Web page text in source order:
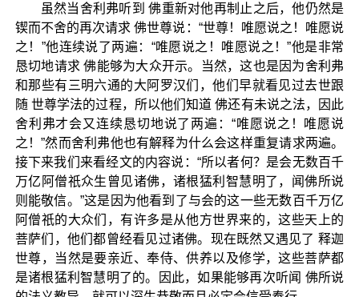
虽然当舍利弗听到 佛重新对他再制止之后，他仍然是
锲而不舍的再次请求 佛世尊说：“世尊！唯愿说之！唯愿说
之！”他连续说了两遍：“唯愿说之！唯愿说之！”他是非常
恳切地请求 佛能够为大众开示。当然，这也是因为舍利弗
和那些有三明六通的大阿罗汉们，他们早就看见过去世跟
随 世尊学法的过程，所以他们知道 佛还有未说之法，因此
舍利弗才会又连续恳切地说了两遍：“唯愿说之！唯愿说
之！”然而舍利弗他也有解释为什么会这样重复请求两遍。
接下来我们来看经文的内容说：“所以者何？是会无数百千
万亿阿僧祇众生曾见诸佛，诸根猛利智慧明了，闻佛所说
则能敬信。”这是因为他看到了与会的这一些无数百千万亿
阿僧祇的大众们，有许多是从他方世界来的，这些天上的
菩萨们，他们都曾经看见过诸佛。现在既然又遇见了 释迦
世尊，当然是要亲近、奉侍、供养以及修学，这些菩萨都
是诸根猛利智慧明了的。因此，如果能够再次听闻 佛所说